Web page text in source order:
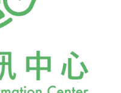
規模已衝破了 70 億台
和信心。